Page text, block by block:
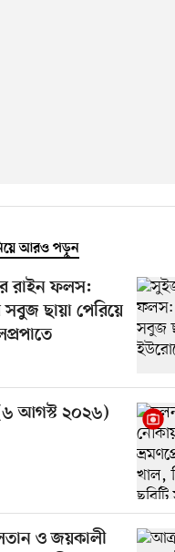
আরও পড়ুন
রাইন ফলস:
সবুজ ছায়া পেরিয়ে
আগস্ট ২০২৬)
ও জয়কালী